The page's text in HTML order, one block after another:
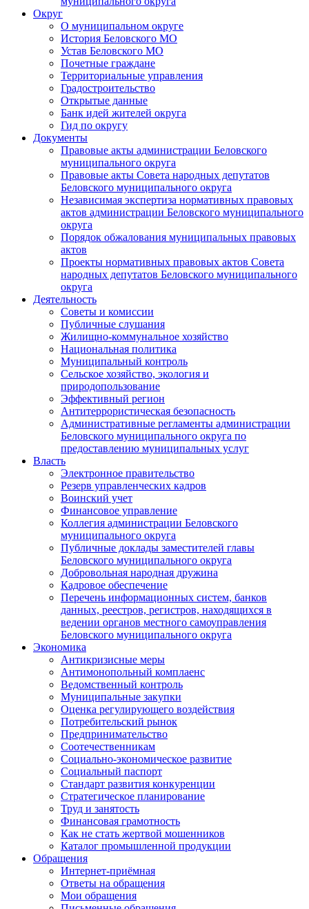
Округ
О муниципальном округе
История Беловского МО
Устав Беловского МО
Почетные граждане
Территориальные управления
Градостроительство
Открытые данные
Банк идей жителей округа
Гид по округу
Документы
Правовые акты администрации Беловского
муниципального округа
Правовые акты Совета народных депутатов
Беловского муниципального округа
Независимая экспертиза нормативных правовых
актов администрации Беловского муниципального
округа
Порядок обжалования муниципальных правовых
актов
Проекты нормативных правовых актов Совета
народных депутатов Беловского муниципального
округа
Деятельность
Советы и комиссии
Публичные слушания
Жилищно-коммунальное хозяйство
Национальная политика
Муниципальный контроль
Сельское хозяйство, экология и
природопользование
Эффективный регион
Антитеррористическая безопасность
Административные регламенты администрации
Беловского муниципального округа по
предоставлению муниципальных услуг
Власть
Электронное правительство
Резерв управленческих кадров
Воинский учет
Финансовое управление
Коллегия администрации Беловского
муниципального округа
Публичные доклады заместителей главы
Беловского муниципального округа
Добровольная народная дружина
Кадровое обеспечение
Перечень информационных систем, банков
данных, реестров, регистров, находящихся в
ведении органов местного самоуправления
Беловского муниципального округа
Экономика
Антикризисные меры
Антимонопольный комплаенс
Ведомственный контроль
Муниципальные закупки
Оценка регулирующего воздействия
Потребительский рынок
Предпринимательство
Соотечественникам
Социально-экономическое развитие
Социальный паспорт
Стандарт развития конкуренции
Стратегическое планирование
Труд и занятость
Финансовая грамотность
Как не стать жертвой мошенников
Каталог промышленной продукции
Обращения
Интернет-приёмная
Ответы на обращения
Мои обращения